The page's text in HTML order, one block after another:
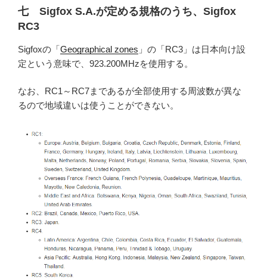
七 Sigfox S.A.が定める規格のうち、Sigfox
RC3
Sigfoxの「Geographical zones 」の「RC3」は日本向け設
定という意味で、923.200MHzを使用する。
なお、RC1～RC7まであるが全部使用する周波数が異な
るので地域違いは使うことができない。